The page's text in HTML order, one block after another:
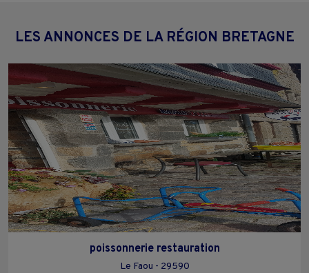
LES ANNONCES DE LA RÉGION BRETAGNE
poissonnerie restauration
Le Faou - 29590